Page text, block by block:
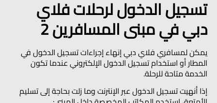
تسجيل الدخول لرحلات فلاي
دبي في مبنى المسافرين 2
يمكن لمسافري فلاي دبي إنهاء إجراءات تسجيل الدخول في
المطار أو استخدام تسجيل الدخول الإلكتروني عندما تكون
الخدمة متاحة للرحلة.
إذا أنهيت تسجيل الدخول عبر الإنترنت وما زلت بحاجة إلى تسليم